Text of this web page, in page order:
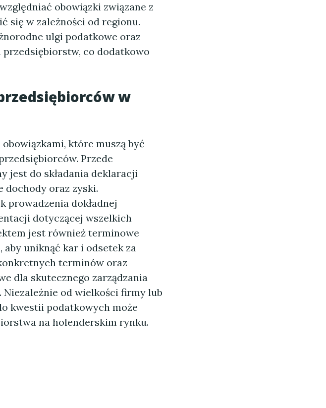
obowiązki związane z
się w zależności od regionu.
ulgi podatkowe oraz
co dodatkowo
w
które muszą być
Przede
jest do składania deklaracji
dochody oraz zyski.
prowadzenia dokładnej
dotyczącej wszelkich
jest również terminowe
uniknąć kar i odsetek za
terminów oraz
dla skutecznego zarządzania
od wielkości firmy lub
kwestii podatkowych może
na holenderskim rynku.